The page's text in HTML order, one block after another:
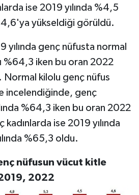
ise 2019 yılında %4,5
yükseldiği görüldü.
yılında genç nüfusta normal
%64,3 iken bu oran 2022
Normal kilolu genç nüfus
incelendiğinde, genç
%64,3 iken bu oran 2022
kadınlarda ise 2019 yılında
%65,3 oldu.
nüfusun vücut kitle
2019, 2022